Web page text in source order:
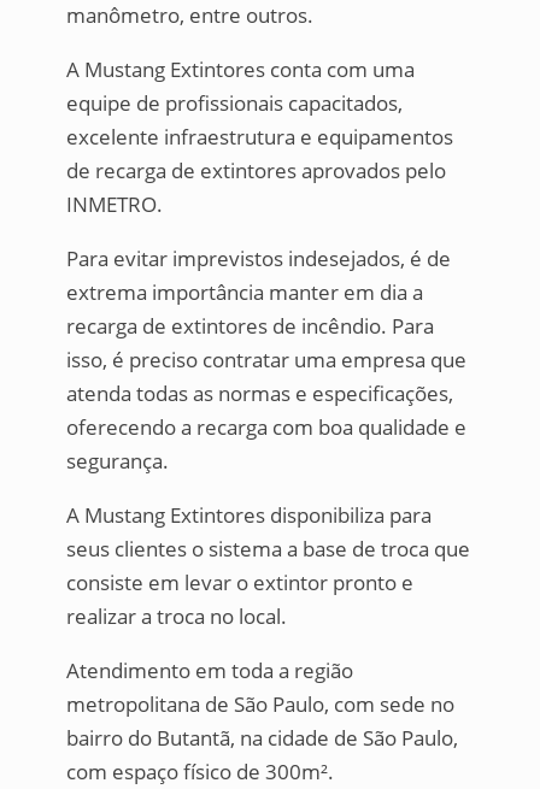
manômetro, entre outros.
A Mustang Extintores conta com uma
equipe de profissionais capacitados,
excelente infraestrutura e equipamentos
de recarga de extintores aprovados pelo
INMETRO.
Para evitar imprevistos indesejados, é de
extrema importância manter em dia a
recarga de extintores de incêndio. Para
isso, é preciso contratar uma empresa que
atenda todas as normas e especificações,
oferecendo a recarga com boa qualidade e
segurança.
A Mustang Extintores disponibiliza para
seus clientes o sistema a base de troca que
consiste em levar o extintor pronto e
realizar a troca no local.
Atendimento em toda a região
metropolitana de São Paulo, com sede no
bairro do Butantã, na cidade de São Paulo,
com espaço físico de 300m².